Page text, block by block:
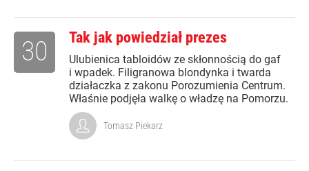
Tak jak powiedział prezes
Ulubienica tabloidów ze skłonnością do gaf
i wpadek. Filigranowa blondynka i twarda
działaczka z zakonu Porozumienia Centrum.
Właśnie podjęła walkę o władzę na Pomorzu.
30
Tomasz Piekarz